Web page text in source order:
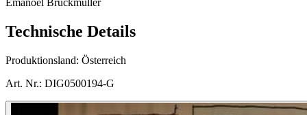
Emanoel Bruckmüller
Technische Details
Produktionsland: Österreich
Art. Nr.: DIG0500194-G